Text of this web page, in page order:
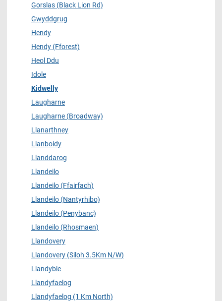
Gorslas (Black Lion Rd)
Gwyddgrug
Hendy
Hendy (Fforest)
Heol Ddu
Idole
Kidwelly
Laugharne
Laugharne (Broadway)
Llanarthney
Llanboidy
Llanddarog
Llandeilo
Llandeilo (Ffairfach)
Llandeilo (Nantyrhibo)
Llandeilo (Penybanc)
Llandeilo (Rhosmaen)
Llandovery
Llandovery (Siloh 3.5Km N/W)
Llandybie
Llandyfaelog
Llandyfaelog (1 Km North)